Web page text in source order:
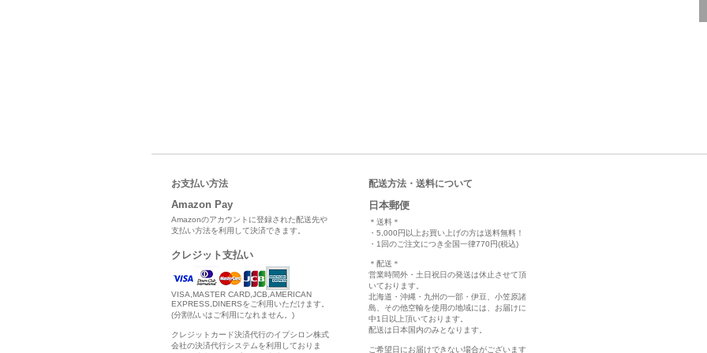
お支払い方法
Amazon Pay
Amazonのアカウントに登録された配送先や
支払い方法を利用して決済できます。
クレジット支払い
VISA,MASTER CARD,JCB,AMERICAN
EXPRESS,DINERSをご利用いただけます。
(分割払いはご利用になれません。)
クレジットカード決済代行のイプシロン株式
会社の決済代行システムを利用しておりま
配送方法・送料について
日本郵便
＊送料＊
・5,000円以上お買い上げの方は送料無料！
・1回のご注文につき全国一律770円(税込)
＊配送＊
営業時間外・土日祝日の発送は休止させて頂
いております。
北海道・沖縄・九州の一部・伊豆、小笠原諸
島、その他空輸を使用の地域には、お届けに
中1日以上頂いております。
配送は日本国内のみとなります。
ご希望日にお届けできない場合がございます